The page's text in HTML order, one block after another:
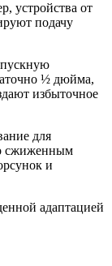
устройства от
подачу
½ дюйма,
избыточное
для
сжиженным
и
адаптацией